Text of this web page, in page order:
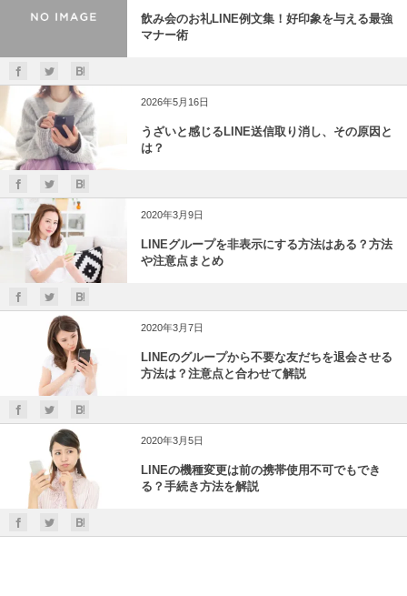
飲み会のお礼LINE例文集！好印象を与える最強
マナー術
2026年5月16日
うざいと感じるLINE送信取り消し、その原因と
は？
2020年3月9日
LINEグループを非表示にする方法はある？方法
や注意点まとめ
2020年3月7日
LINEのグループから不要な友だちを退会させる
方法は？注意点と合わせて解説
2020年3月5日
LINEの機種変更は前の携帯使用不可でもでき
る？手続き方法を解説